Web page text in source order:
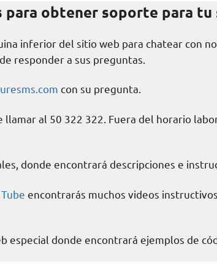
para obtener soporte para tu
inferior del sitio web para chatear con
responder a sus preguntas.
con su pregunta.
al 50 322 322. Fuera del horario
donde encontrará descripciones e
encontrarás muchos videos
especial donde encontrará ejemplos de